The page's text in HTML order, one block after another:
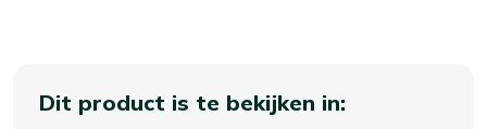
Dit product is te bekijken in: